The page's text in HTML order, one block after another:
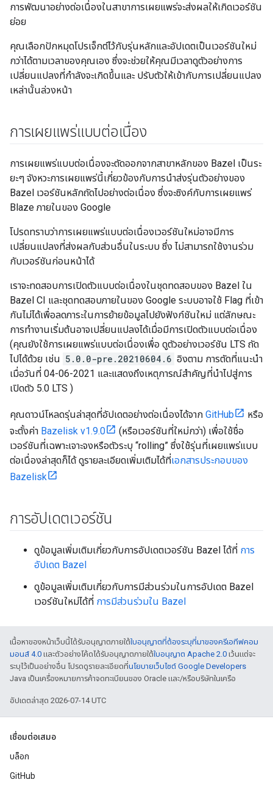
การพัฒนาอย่างต่อเนื่องในสาขาการเผยแพร่จะส่งผลให้เกิดเวอร์ชัน
ย่อย
คุณเลือกปักหมุดโปรเจ็กต์ไว้กับรุ่นหลักและอัปเดตเป็นเวอร์ชันใหม่
กว่าได้ตามเวลาของคุณเอง ซึ่งจะช่วยให้คุณมีเวลาดูตัวอย่างการ
เปลี่ยนแปลงที่กำลังจะเกิดขึ้นและ ปรับตัวให้เข้ากับการเปลี่ยนแปลง
เหล่านั้นล่วงหน้า
การเผยแพร่แบบต่อเนื่อง
การเผยแพร่แบบต่อเนื่องจะตัดออกจากสาขาหลักของ Bazel เป็นระ
ยะๆ จังหวะการเผยแพร่นี้เกี่ยวข้องกับการนำส่งรุ่นตัวอย่างของ
Bazel เวอร์ชันหลักถัดไปอย่างต่อเนื่อง ซึ่งจะซิงค์กับการเผยแพร่
Blaze ภายในของ Google
โปรดทราบว่าการเผยแพร่แบบต่อเนื่องเวอร์ชันใหม่อาจมีการ
เปลี่ยนแปลงที่ส่งผลกับส่วนอื่นในระบบ ซึ่ง ไม่สามารถใช้งานร่วม
กับเวอร์ชันก่อนหน้าได้
เราจะทดสอบการเปิดตัวแบบต่อเนื่องในชุดทดสอบของ Bazel ใน
Bazel CI และชุดทดสอบภายในของ Google ระบบอาจใช้ Flag ที่เข้า
กันไม่ได้เพื่อลดภาระในการย้ายข้อมูลไปยังฟังก์ชันใหม่ แต่ลักษณะ
การทำงานเริ่มต้นอาจเปลี่ยนแปลงได้เมื่อมีการเปิดตัวแบบต่อเนื่อง
(คุณยังใช้การเผยแพร่แบบต่อเนื่องเพื่อ ดูตัวอย่างเวอร์ชัน LTS ถัด
ไปได้ด้วย เช่น 5.0.0-pre.20210604.6 อิงตาม การตัดที่แนะนำ
เมื่อวันที่ 04-06-2021 และแสดงถึงเหตุการณ์สำคัญที่นำไปสู่การ
เปิดตัว 5.0 LTS )
คุณดาวน์โหลดรุ่นล่าสุดที่อัปเดตอย่างต่อเนื่องได้จาก GitHub
หรือ
จะตั้งค่า Bazelisk v1.9.0
(หรือเวอร์ชันที่ใหม่กว่า) เพื่อใช้ชื่อ
เวอร์ชันที่เฉพาะเจาะจงหรือตัวระบุ “rolling” ซึ่งใช้รุ่นที่เผยแพร่แบบ
ต่อเนื่องล่าสุดก็ได้ ดูรายละเอียดเพิ่มเติมได้ที่เอกสารประกอบของ
Bazelisk
การอัปเดตเวอร์ชัน
ดูข้อมูลเพิ่มเติมเกี่ยวกับการอัปเดตเวอร์ชัน Bazel ได้ที่ การ
อัปเดต Bazel
ดูข้อมูลเพิ่มเติมเกี่ยวกับการมีส่วนร่วมในการอัปเดต Bazel
เวอร์ชันใหม่ได้ที่ การมีส่วนร่วมใน Bazel
เนื้อหาของหน้าเว็บนี้ได้รับอนุญาตภายใต้ใบอนุญาตที่ต้องระบุที่มาของครีเอทีฟคอม
มอนส์ 4.0 และตัวอย่างโค้ดได้รับอนุญาตภายใต้ใบอนุญาต Apache 2.0 เว้นแต่จะ
ระบุไว้เป็นอย่างอื่น โปรดดูรายละเอียดที่นโยบายเว็บไซต์ Google Developers
Java เป็นเครื่องหมายการค้าจดทะเบียนของ Oracle และ/หรือบริษัทในเครือ
อัปเดตล่าสุด 2026-07-14 UTC
เชื่อมต่อเสมอ
บล็อก
GitHub